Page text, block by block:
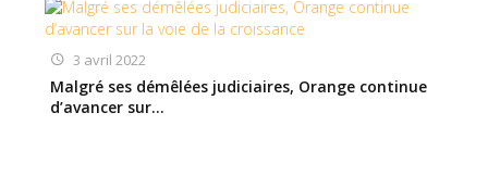
3 avril 2022
Malgré ses démêlées judiciaires, Orange continue
d’avancer sur…